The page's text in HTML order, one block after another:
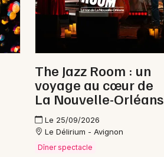
The Jazz Room : un
voyage au cœur de
La Nouvelle-Orléans
Le 25/09/2026
Le Délirium - Avignon
Dîner spectacle